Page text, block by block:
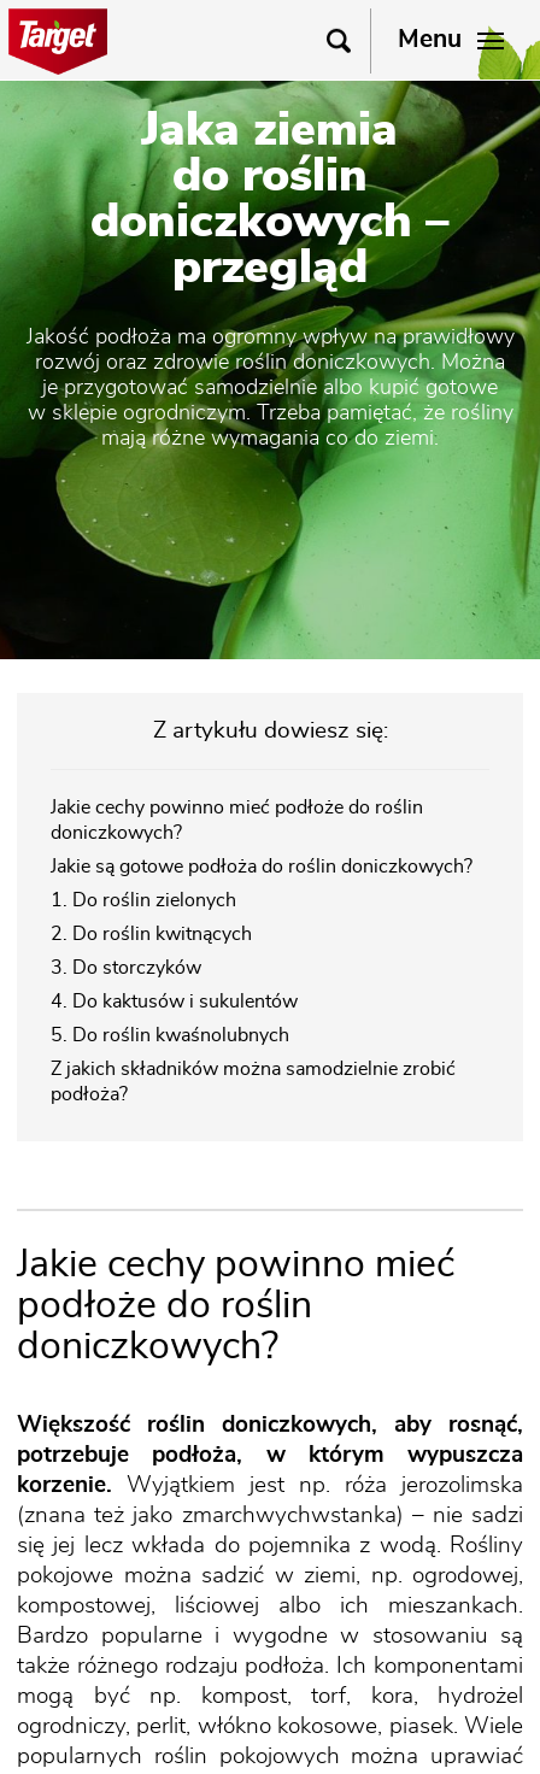
Menu
Jaka ziemia
do roślin
doniczkowych –
przegląd
Jakość podłoża ma ogromny wpływ na prawidłowy
rozwój oraz zdrowie roślin doniczkowych. Można
je przygotować samodzielnie albo kupić gotowe
w sklepie ogrodniczym. Trzeba pamiętać, że rośliny
mają różne wymagania co do ziemi.
Z artykułu dowiesz się:
Jakie cechy powinno mieć podłoże do roślin
doniczkowych?
Jakie są gotowe podłoża do roślin doniczkowych?
1. Do roślin zielonych
2. Do roślin kwitnących
3. Do storczyków
4. Do kaktusów i sukulentów
5. Do roślin kwaśnolubnych
Z jakich składników można samodzielnie zrobić
podłoża?
Jakie cechy powinno mieć
podłoże do roślin
doniczkowych?
Większość roślin doniczkowych, aby rosnąć,
potrzebuje podłoża, w którym wypuszcza
korzenie. Wyjątkiem jest np. róża jerozolimska
(znana też jako zmarchwychwstanka) – nie sadzi
się jej lecz wkłada do pojemnika z wodą. Rośliny
pokojowe można sadzić w ziemi, np. ogrodowej,
kompostowej, liściowej albo ich mieszankach.
Bardzo popularne i wygodne w stosowaniu są
także różnego rodzaju podłoża. Ich komponentami
mogą być np. kompost, torf, kora, hydrożel
ogrodniczy, perlit, włókno kokosowe, piasek. Wiele
popularnych roślin pokojowych można uprawiać